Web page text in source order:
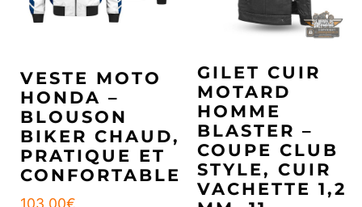
VESTE MOTO
HONDA –
BLOUSON
BIKER CHAUD,
PRATIQUE ET
CONFORTABLE
GILET CUIR
MOTARD
HOMME
BLASTER –
COUPE CLUB
STYLE, CUIR
VACHETTE 1,2